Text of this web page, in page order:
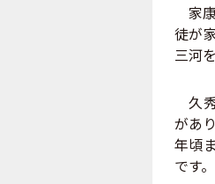
家
徒が
三河
久
があ
年頃
です。